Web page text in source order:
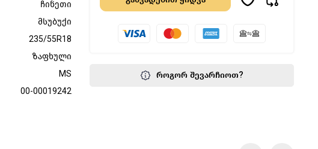
როგორ შევარჩიოთ?
ჩინეთი
მსუბუქი
235/55R18
ზაფხული
MS
00-00019242